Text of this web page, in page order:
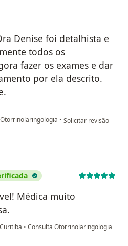
Denise foi detalhista e
todos os
fazer os exames e dar
por ela descrito.
• na opinião do
Solicitar revisão
Médica muito
• Consulta Otorrinolaringologia